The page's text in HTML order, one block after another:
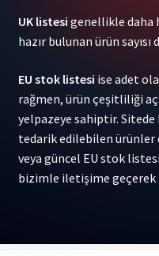
adet
UK listesi genellikle daha
hazır bulunan ürün sayısı
EU stok listesi ise adet
rağmen, ürün çeşitliliği
yelpazeye sahiptir.
tedarik edilebilen ürünler
veya güncel EU stok
bizimle iletişime geçerek